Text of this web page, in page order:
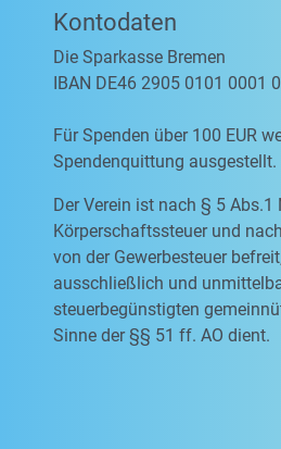
Kontodaten
Die Sparkasse Bremen
IBAN DE46 2905 0101 0001
Für Spenden über 100 EUR
Spendenquittung ausgestellt.
Der Verein ist nach § 5 Abs.1
Körperschaftssteuer und
von der Gewerbesteuer
ausschließlich und
steuerbegünstigten
Sinne der §§ 51 ff. AO dient.